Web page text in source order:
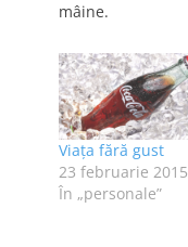
mâine.
Viața fără gust
23 februarie 2015
În „personale”